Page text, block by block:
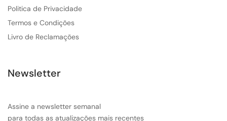
Politica de Privacidade
Termos e Condições
Livro de Reclamações
Newsletter
Assine a newsletter semanal
para todas as atualizações mais recentes